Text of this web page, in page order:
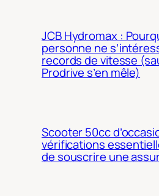
JCB Hydromax :
personne ne
records de vitesse
Prodrive s’en mêle)
Scooter 50cc
vérifications
de souscrire une